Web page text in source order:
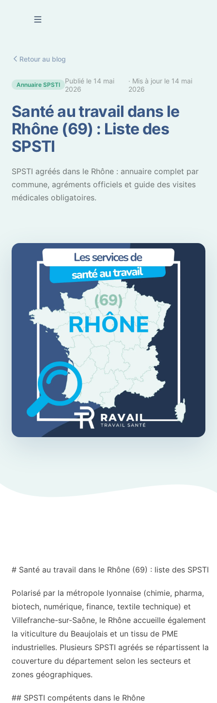
Retour au blog
Annuaire SPSTI Publié le 14 mai
2026
· Mis à jour le 14 mai
2026
Santé au travail dans le
Rhône (69) : Liste des
SPSTI
SPSTI agréés dans le Rhône : annuaire complet par
commune, agréments officiels et guide des visites
médicales obligatoires.
# Santé au travail dans le Rhône (69) : liste des SPSTI
Polarisé par la métropole lyonnaise (chimie, pharma,
biotech, numérique, finance, textile technique) et
Villefranche-sur-Saône, le Rhône accueille également
la viticulture du Beaujolais et un tissu de PME
industrielles. Plusieurs SPSTI agréés se répartissent la
couverture du département selon les secteurs et
zones géographiques.
## SPSTI compétents dans le Rhône